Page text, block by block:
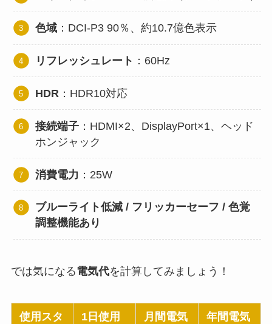
色域 ：DCI-P3 90％、約10.7億色表示
リフレッシュレート ：60Hz
HDR ：HDR10対応
接続端子 ：HDMI×2、DisplayPort×1、ヘッド
ホンジャック
消費電力 ：25W
ブルーライト低減 / フリッカーセーフ / 色覚
調整機能あり
では気になる電気代を計算してみましょう！
使用スタ 1日使用 月間電気 年間電気